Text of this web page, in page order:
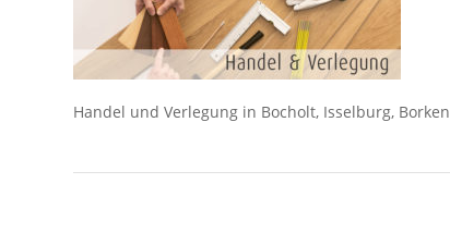
Handel und Verlegung in Bocholt, Isselburg, Borken